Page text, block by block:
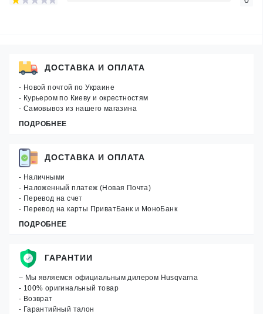
ДОСТАВКА И ОПЛАТА
- Новой почтой по Украине
- Курьером по Киеву и окрестностям
- Самовывоз из нашего магазина
ПОДРОБНЕЕ
ДОСТАВКА И ОПЛАТА
- Наличными
- Наложенный платеж (Новая Почта)
- Перевод на счет
- Перевод на карты ПриватБанк и МоноБанк
ПОДРОБНЕЕ
ГАРАНТИИ
– Мы являемся официальным дилером Husqvarna
- 100% оригинальный товар
- Возврат
- Гарантийный талон